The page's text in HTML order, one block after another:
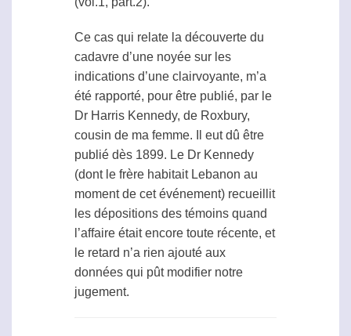
Ce cas qui relate la découverte du
cadavre d’une noyée sur les
indications d’une clairvoyante, m’a
été rapporté, pour être publié, par le
Dr Harris Kennedy, de Roxbury,
cousin de ma femme. Il eut dû être
publié dès 1899. Le Dr Kennedy
(dont le frère habitait Lebanon au
moment de cet événement) recueillit
les dépositions des témoins quand
l’affaire était encore toute récente, et
le retard n’a rien ajouté aux
données qui pût modifier notre
jugement.